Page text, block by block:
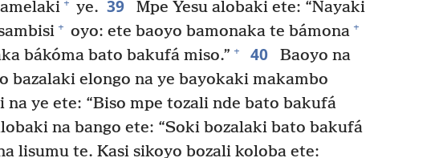
ye. 39
Mpe Yesu alobaki ete: “Nayaki
+ oyo: ete baoyo bamonaka te bámona +
bákóma bato bakufá miso.” + 40
Baoyo na
bazalaki elongo na ye bayokaki makambo
na ye ete: “Biso mpe tozali nde bato bakufá
na bango ete: “Soki bozalaki bato bakufá
lisumu te. Kasi sikoyo bozali koloba ete: